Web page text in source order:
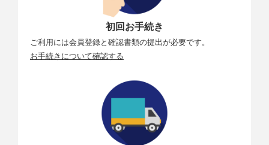
初回お手続き
ご利用には会員登録と確認書類の提出が必要です。
お手続きについて確認する